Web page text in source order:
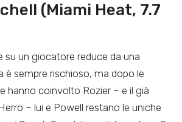
(Miami Heat, 7.7
su un giocatore reduce da una
è sempre rischioso, ma dopo le
hanno coinvolto Rozier – e il già
– lui e Powell restano le uniche